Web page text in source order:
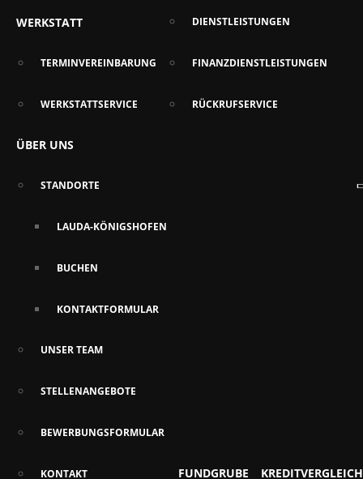
WERKSTATT
TERMINVEREINBARUNG
WERKSTATTSERVICE
DIENSTLEISTUNGEN
FINANZDIENSTLEISTUNGEN
RÜCKRUFSERVICE
ÜBER UNS
STANDORTE
LAUDA-KÖNIGSHOFEN
BUCHEN
KONTAKTFORMULAR
UNSER TEAM
STELLENANGEBOTE
BEWERBUNGSFORMULAR
KONTAKT FUNDGRUBE KREDITVERGLEICH